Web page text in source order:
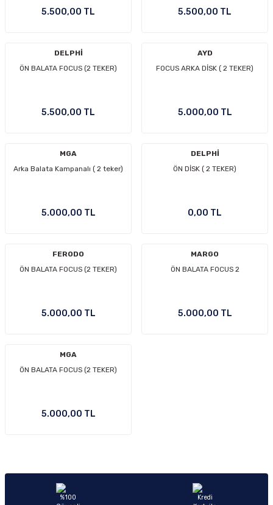
Ön/Arka Takımlar
5.500,00 TL 5.500,00 TL
DELPHİ
ÖN BALATA FOCUS (2 TEKER)
5.500,00 TL
AYD
FOCUS ARKA DİSK ( 2 TEKER)
5.000,00 TL
MGA
Arka Balata Kampanalı ( 2 teker)
5.000,00 TL
DELPHİ
ÖN DİSK ( 2 TEKER)
0,00 TL
FERODO
ÖN BALATA FOCUS (2 TEKER)
5.000,00 TL
MARGO
ÖN BALATA FOCUS 2
5.000,00 TL
MGA
ÖN BALATA FOCUS (2 TEKER)
5.000,00 TL